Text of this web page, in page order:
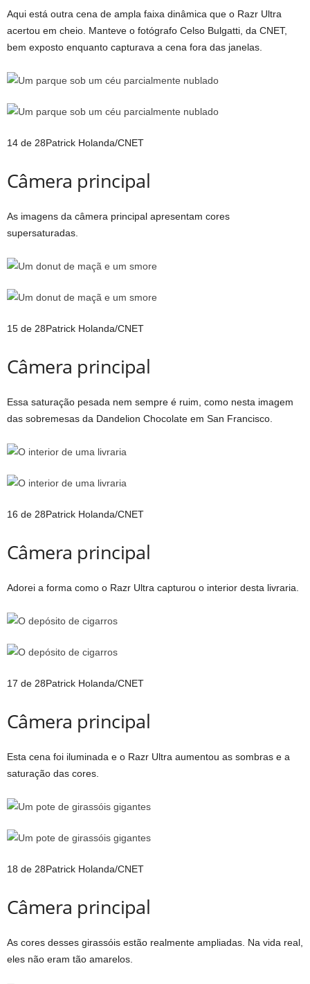
Aqui está outra cena de ampla faixa dinâmica que o Razr Ultra
acertou em cheio. Manteve o fotógrafo Celso Bulgatti, da CNET,
bem exposto enquanto capturava a cena fora das janelas.
14 de 28Patrick Holanda/CNET
Câmera principal
As imagens da câmera principal apresentam cores
supersaturadas.
15 de 28Patrick Holanda/CNET
Câmera principal
Essa saturação pesada nem sempre é ruim, como nesta imagem
das sobremesas da Dandelion Chocolate em San Francisco.
16 de 28Patrick Holanda/CNET
Câmera principal
Adorei a forma como o Razr Ultra capturou o interior desta livraria.
17 de 28Patrick Holanda/CNET
Câmera principal
Esta cena foi iluminada e o Razr Ultra aumentou as sombras e a
saturação das cores.
18 de 28Patrick Holanda/CNET
Câmera principal
As cores desses girassóis estão realmente ampliadas. Na vida real,
eles não eram tão amarelos.